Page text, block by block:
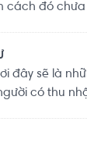
cách đó chưa
đây sẽ là
có thu